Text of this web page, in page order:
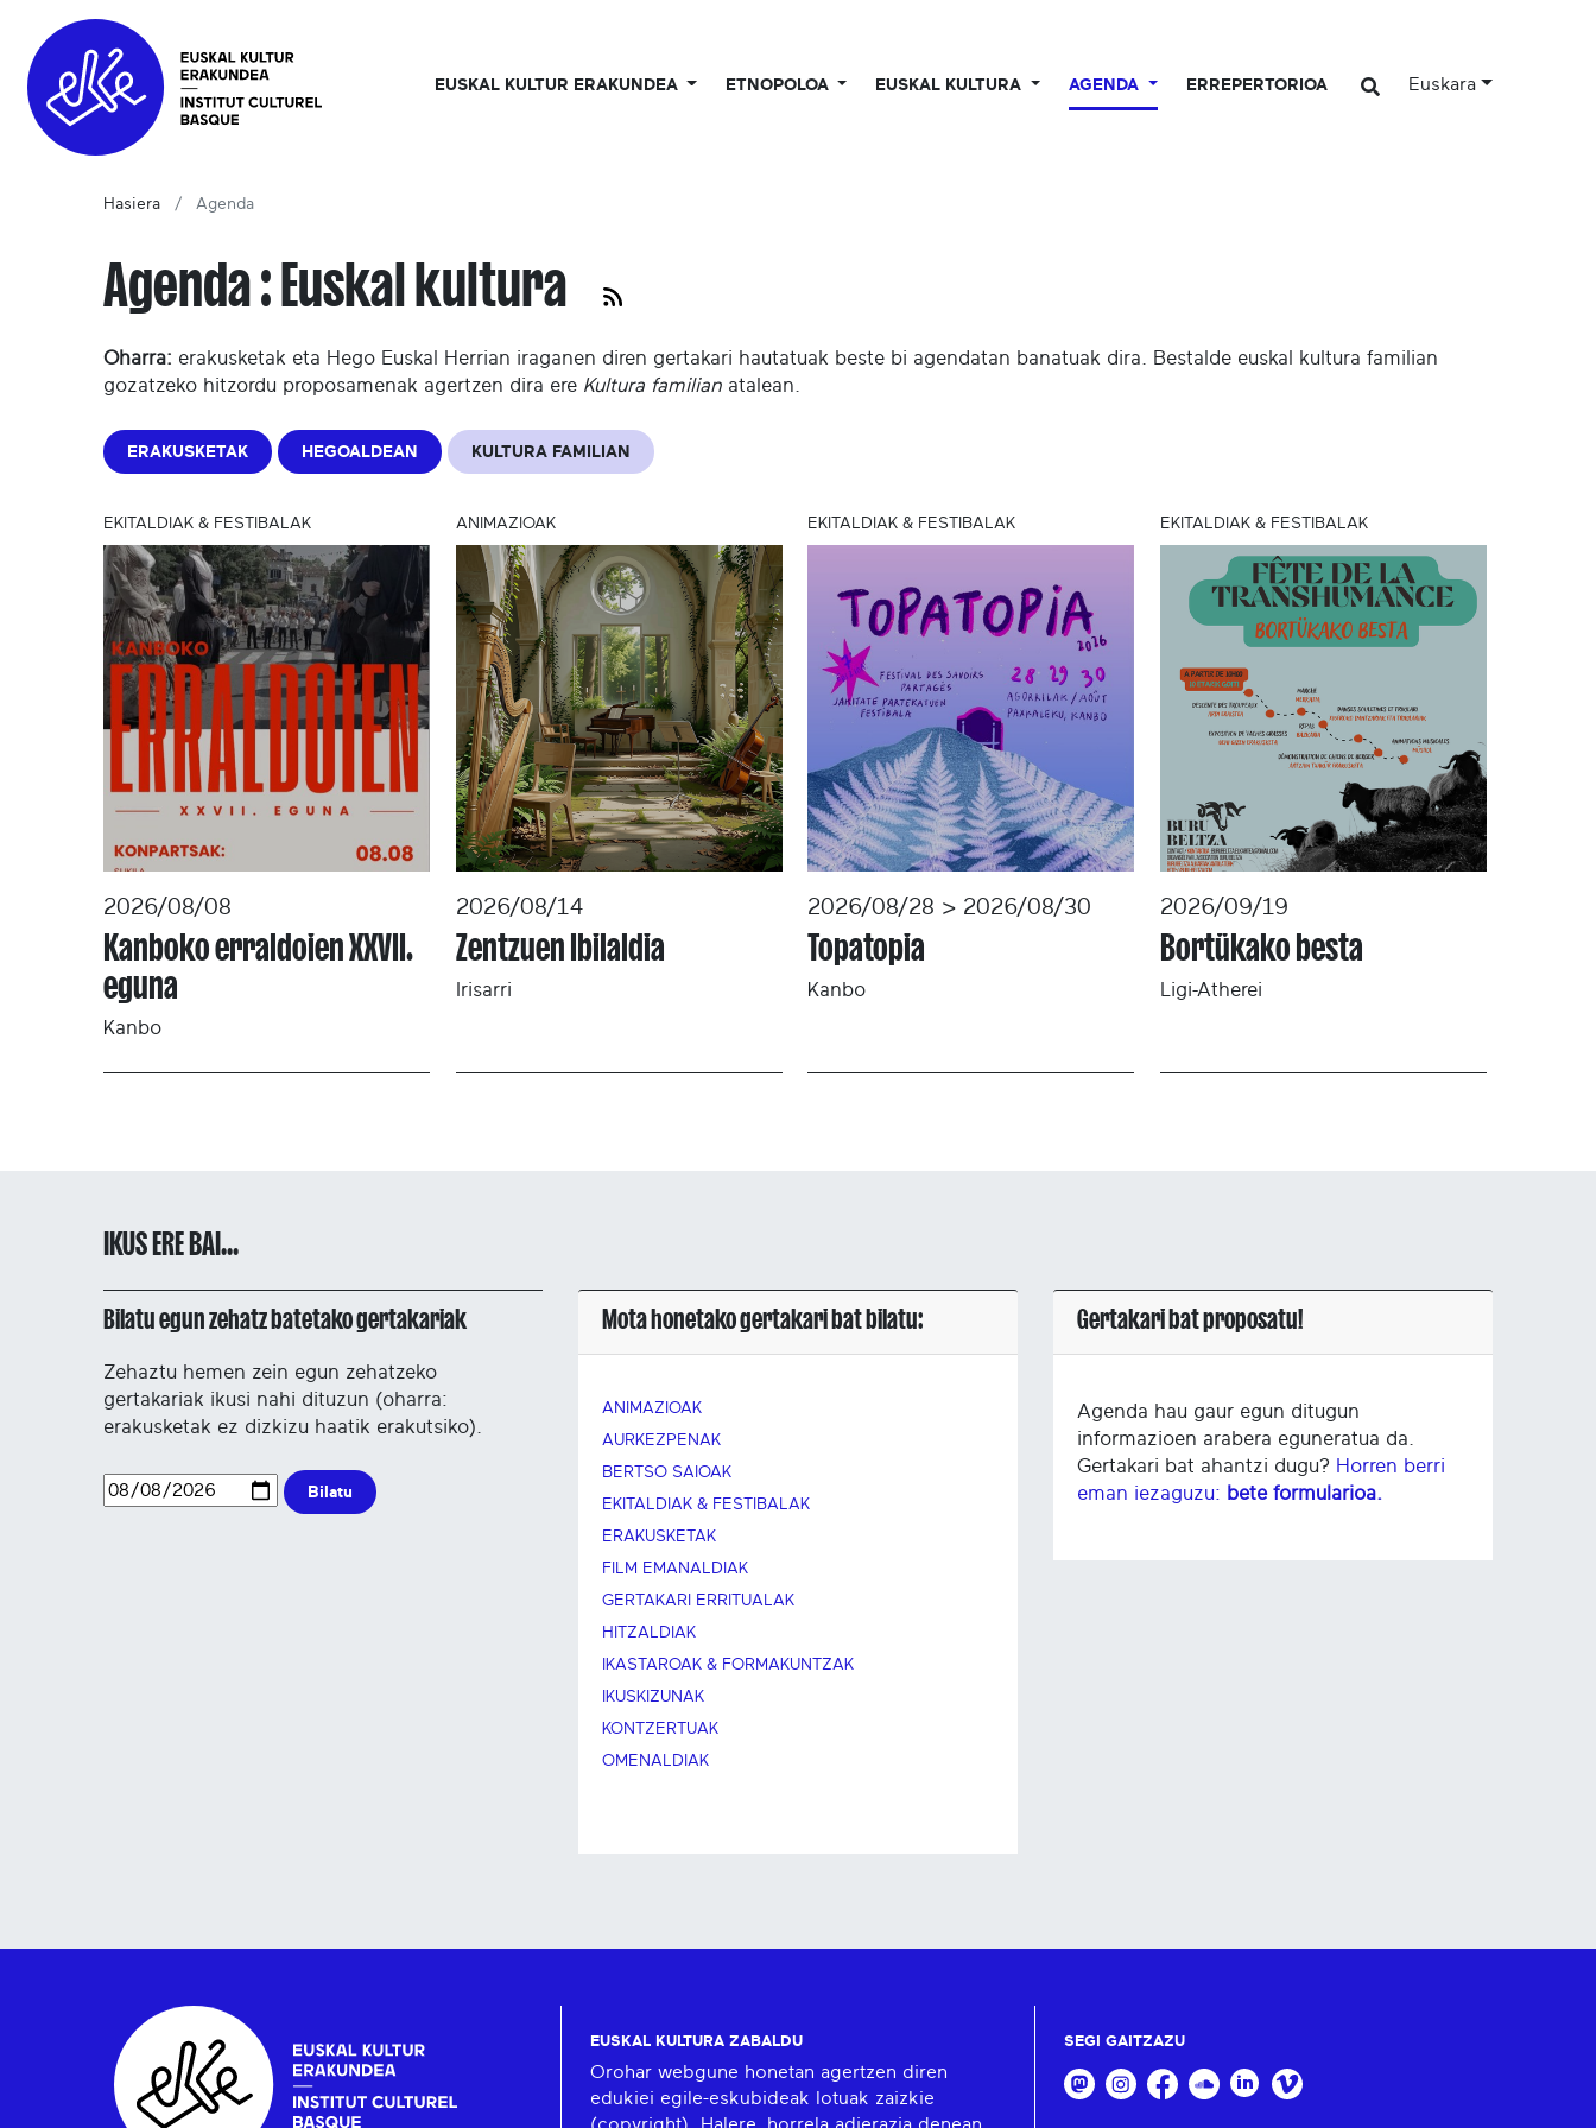
EUSKAL KULTUR ERAKUNDEA ETNOPOLOA EUSKAL KULTURA AGENDA ERREPERTORIOA Euskara
Hasiera Agenda
Agenda : Euskal kultura
Oharra: erakusketak eta Hego Euskal Herrian iraganen diren gertakari hautatuak beste bi agendatan banatuak dira. Bestalde euskal kultura familian
gozatzeko hitzordu proposamenak agertzen dira ere Kultura familian atalean.
ERAKUSKETAK HEGOALDEAN KULTURA FAMILIAN
EKITALDIAK & FESTIBALAK
2026/08/08
Kanboko erraldoien XXVII.
eguna
Kanbo
ANIMAZIOAK
2026/08/14
Zentzuen Ibilaldia
Irisarri
EKITALDIAK & FESTIBALAK
2026/08/28 > 2026/08/30
Topatopia
Kanbo
EKITALDIAK & FESTIBALAK
2026/09/19
Bortükako besta
Ligi-Atherei
IKUS ERE BAI...
Bilatu egun zehatz batetako gertakariak
Zehaztu hemen zein egun zehatzeko
gertakariak ikusi nahi dituzun (oharra:
erakusketak ez dizkizu haatik erakutsiko).
Bilatu
Mota honetako gertakari bat bilatu:
ANIMAZIOAK
AURKEZPENAK
BERTSO SAIOAK
EKITALDIAK & FESTIBALAK
ERAKUSKETAK
FILM EMANALDIAK
GERTAKARI ERRITUALAK
HITZALDIAK
IKASTAROAK & FORMAKUNTZAK
IKUSKIZUNAK
KONTZERTUAK
OMENALDIAK
Gertakari bat proposatu!
Agenda hau gaur egun ditugun
informazioen arabera eguneratua da.
Gertakari bat ahantzi dugu? Horren berri
eman iezaguzu: bete formularioa.
EUSKAL KULTURA ZABALDU
Orohar webgune honetan agertzen diren
edukiei egile-eskubideak lotuak zaizkie
(copyright). Halere, horrela adierazia denean,
SEGI GAITZAZU